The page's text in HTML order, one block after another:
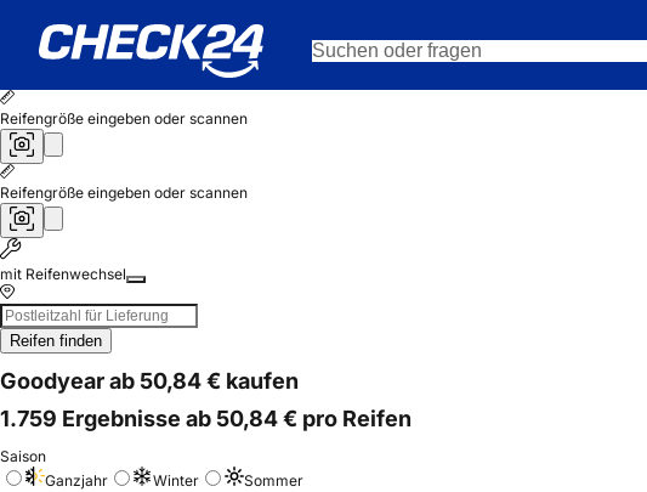
Reifengröße eingeben oder scannen
Reifengröße eingeben oder scannen
mit Reifenwechsel
Reifen finden
Goodyear ab 50,84 € kaufen
1.759 Ergebnisse ab 50,84 € pro Reifen
Saison
Ganzjahr
Winter Sommer